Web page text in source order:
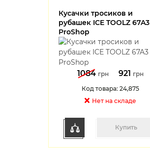
Кусачки тросиков и
рубашек ICE TOOLZ 67A3
ProShop
1084 грн 921 грн
Код товара: 24,875
Нет на cкладе
Купить